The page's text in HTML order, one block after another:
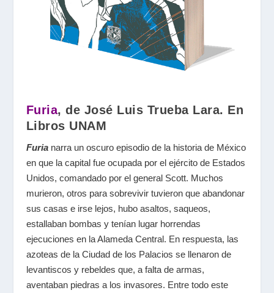
Furia, de José Luis Trueba Lara. En
Libros UNAM
Furianarra un oscuro episodio de la historia de México
en que la capital fue ocupada por el ejército de Estados
Unidos, comandado por el general Scott. Muchos
murieron, otros para sobrevivir tuvieron que abandonar
sus casas e irse lejos, hubo asaltos, saqueos,
estallaban bombas y tenían lugar horrendas
ejecuciones en la Alameda Central. En respuesta, las
azoteas de la Ciudad de los Palacios se llenaron de
levantiscos y rebeldes que, a falta de armas,
aventaban piedras a los invasores. Entre todo este